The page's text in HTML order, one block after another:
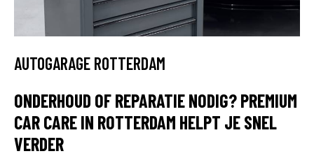
AUTOGARAGE ROTTERDAM
ONDERHOUD OF REPARATIE NODIG? PREMIUM
CAR CARE IN ROTTERDAM HELPT JE SNEL
VERDER